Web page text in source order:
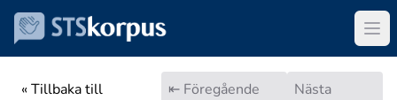
« Tillbaka till
⇤ Föregående
Nästa